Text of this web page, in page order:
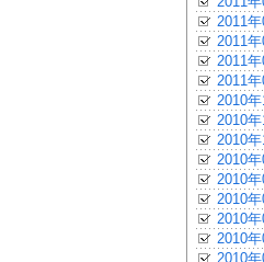
2011年
2011年
2011年
2011年
2010年
2010年
2010年
2010年
2010年
2010年
2010年
2010年
2010年